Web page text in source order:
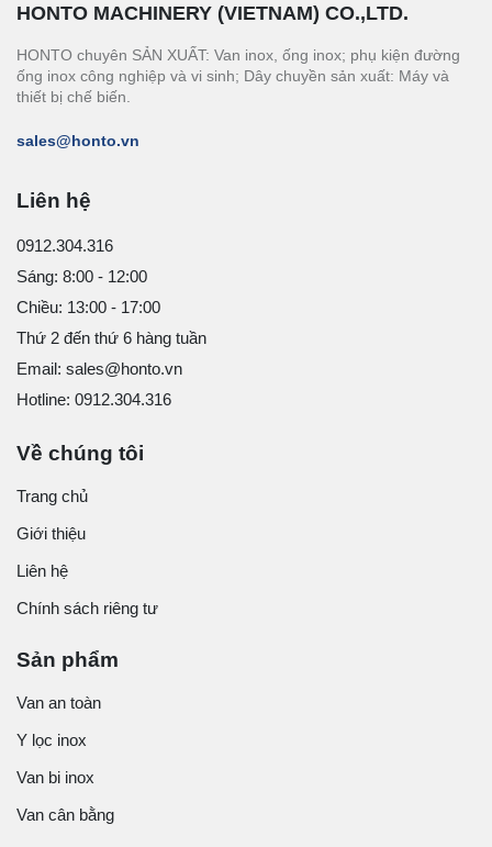
HONTO MACHINERY (VIETNAM) CO.,LTD.
HONTO chuyên SẢN XUẤT: Van inox, ống inox; phụ kiện đường
ống inox công nghiệp và vi sinh; Dây chuyền sản xuất: Máy và
thiết bị chế biến.
sales@honto.vn
Liên hệ
0912.304.316
Sáng: 8:00 - 12:00
Chiều: 13:00 - 17:00
Thứ 2 đến thứ 6 hàng tuần
Email: sales@honto.vn
Hotline: 0912.304.316
Về chúng tôi
Trang chủ
Giới thiệu
Liên hệ
Chính sách riêng tư
Sản phẩm
Van an toàn
Y lọc inox
Van bi inox
Van cân bằng